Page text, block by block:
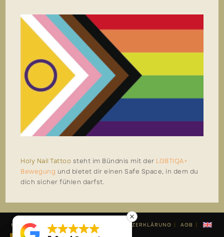
Holy Nail Tattoo steht im Bündnis mit der LGBTIQA+
Bewegung und bietet dir einen Safe Space, in dem du
dich sicher fühlen darfst.
KONTAKT IMPRESSUM DATENSCHUTZERKLÄRUNG AGB